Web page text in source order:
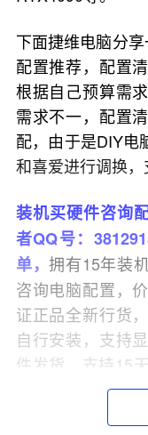
下面捷维电脑分
配置推荐，配置
根据自己预算需
需求不一，配置
配，由于是DIY电
和喜爱进行调换，
装机买硬件咨询
者QQ号：
单，拥有15年装
咨询电脑配置，
证正品全新行货
自行安装，支持
件发货，支持15
组装电脑教程。